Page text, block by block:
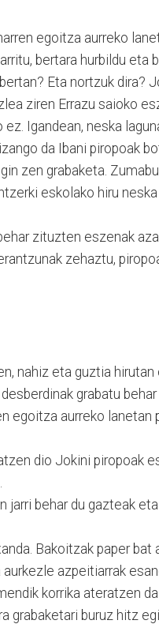
egoitza aurreko
bertara hurbildu
Eta nortzuk dira?
ziren Errazu saioko
Igandean, neska
da Ibani piropoak
zen grabaketa.
eskolako hiru
zituzten eszenak
zehaztu,
nahiz eta guztia
grabatu behar
egoitza aurreko
dio Jokini piropoak
jarri behar du gazteak
Bakoitzak paper
azpeitiarrak
korrika ateratzen
grabaketari buruz hitz